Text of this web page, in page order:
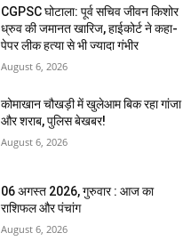
CGPSC घोटाला: पूर्व सचिव जीवन किशोर
ध्रुव की जमानत खारिज, हाईकोर्ट ने कहा-
पेपर लीक हत्या से भी ज्यादा गंभीर
August 6, 2026
कोमाखान चौखड़ी में खुलेआम बिक रहा गांजा
और शराब, पुलिस बेखबर!
August 6, 2026
06 अगस्त 2026, गुरुवार : आज का
राशिफल और पंचांग
August 6, 2026